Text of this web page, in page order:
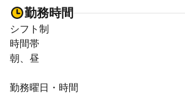
勤務時間
シフト制
時間帯
朝、昼
勤務曜日・時間